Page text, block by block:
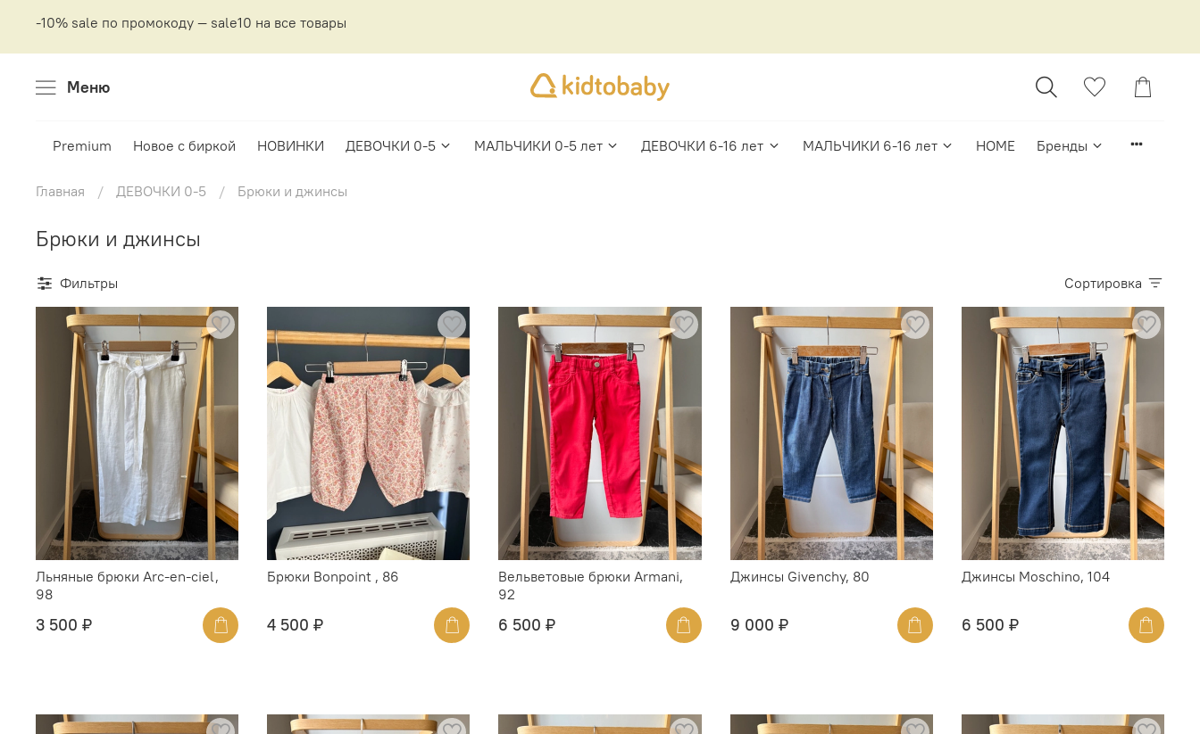
-10% sale по промокоду — sale10 на все товары
Меню
Premium Новое с биркой НОВИНКИ ДЕВОЧКИ 0-5 МАЛЬЧИКИ 0-5 лет ДЕВОЧКИ 6-16 лет МАЛЬЧИКИ 6-16 лет HOME Бренды
Главная ДЕВОЧКИ 0-5 Брюки и джинсы
Брюки и джинсы
Фильтры Сортировка
Льняные брюки Arc-en-ciel,
98
3 500 ₽
Брюки Bonpoint , 86
4 500 ₽
Вельветовые брюки Armani,
92
6 500 ₽
Джинсы Givenchy, 80
9 000 ₽
Джинсы Moschino, 104
6 500 ₽